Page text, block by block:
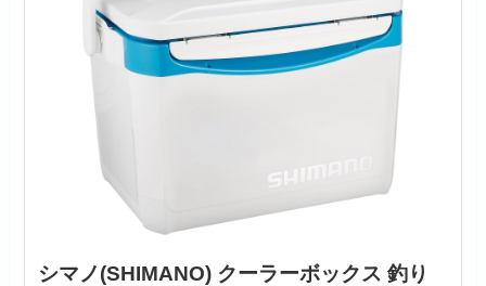
シマノ(SHIMANO) クーラーボックス 釣り